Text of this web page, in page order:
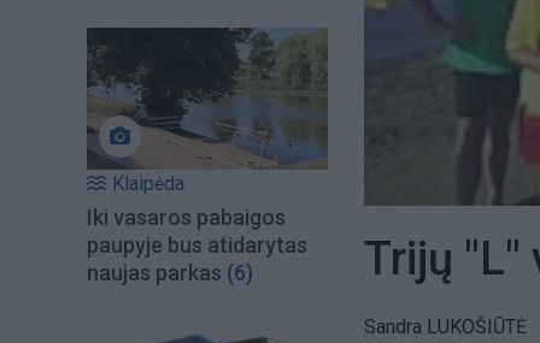
Klaipėda
Iki vasaros pabaigos
paupyje bus atidarytas
naujas parkas (6) Trijų "L"
Sandra LUKOŠIŪTĖ